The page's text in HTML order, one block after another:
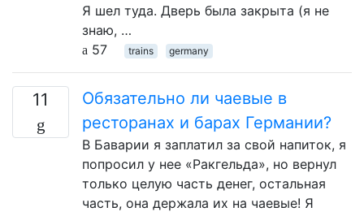
Я шел туда. Дверь была закрыта (я не
знаю, …
57
trains germany
11
Обязательно ли чаевые в
ресторанах и барах Германии?
В Баварии я заплатил за свой напиток, я
попросил у нее «Ракгельда», но вернул
только целую часть денег, остальная
часть, она держала их на чаевые! Я